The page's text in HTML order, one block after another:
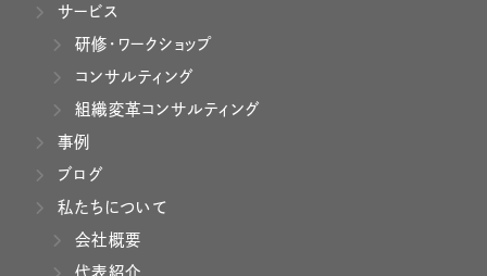
サービス
研修・ワークショップ
コンサルティング
組織変革コンサルティング
事例
ブログ
私たちについて
会社概要
代表紹介